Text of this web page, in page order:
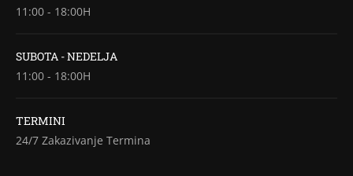
11:00 - 18:00H
SUBOTA - NEDELJA
11:00 - 18:00H
TERMINI
24/7 Zakazivanje Termina